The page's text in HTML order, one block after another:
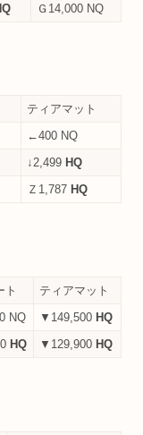
Ｇ14,000 NQ
ティアマット
←400 NQ
↓2,499 HQ
Ｚ1,787 HQ
ト
ティアマット
NQ ▼149,500 HQ
HQ ▼129,900 HQ